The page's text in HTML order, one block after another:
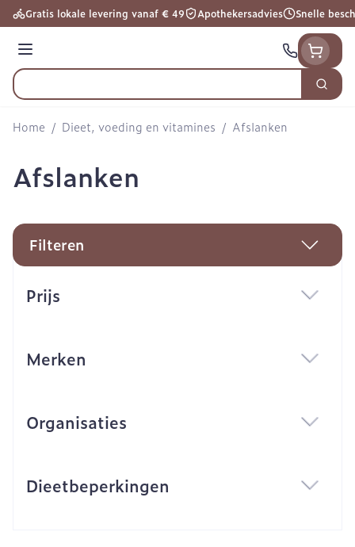
Ga naar de inhoud
Gratis lokale levering vanaf € 49 Apothekersadvies Snelle
Menu
Product, merk, categorie...
Zoek
Home / Dieet, voeding en vitamines / Afslanken
Afslanken
Filteren
Prijs
Merken
Organisaties
Dieetbeperkingen